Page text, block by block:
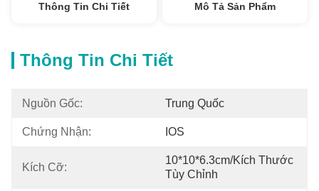
Thông Tin Chi Tiết Mô Tả Sản Phẩm
Thông Tin Chi Tiết
Nguồn Gốc: Trung Quốc
Chứng Nhận: IOS
Kích Cỡ:
10*10*6.3cm/Kích Thước
Tùy Chỉnh